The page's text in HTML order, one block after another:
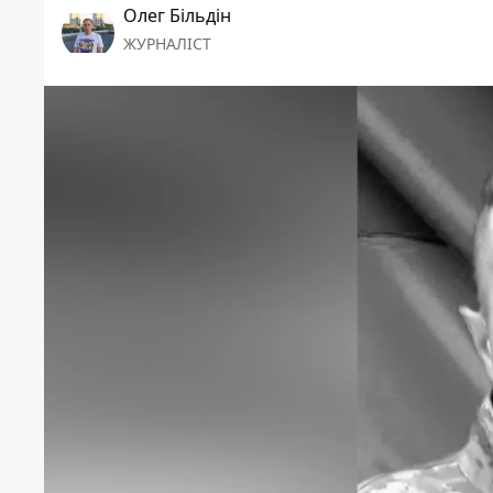
Олег Більдін
ЖУРНАЛІСТ